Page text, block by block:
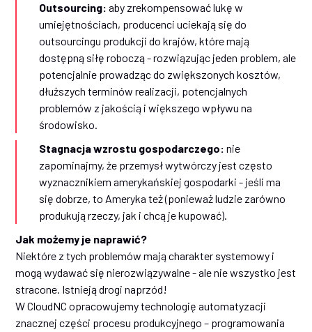
Outsourcing: aby zrekompensować lukę w
umiejętnościach, producenci uciekają się do
outsourcingu produkcji do krajów, które mają
dostępną siłę roboczą - rozwiązując jeden problem, ale
potencjalnie prowadząc do zwiększonych kosztów,
dłuższych terminów realizacji, potencjalnych
problemów z jakością i większego wpływu na
środowisko.
Stagnacja wzrostu gospodarczego: nie
zapominajmy, że przemysł wytwórczy jest często
wyznacznikiem amerykańskiej gospodarki - jeśli ma
się dobrze, to Ameryka też (ponieważ ludzie zarówno
produkują rzeczy, jak i chcą je kupować).
Jak możemy je naprawić?
Niektóre z tych problemów mają charakter systemowy i
mogą wydawać się nierozwiązywalne - ale nie wszystko jest
stracone. Istnieją drogi naprzód!
W CloudNC opracowujemy technologię automatyzacji
znacznej części procesu produkcyjnego – programowania